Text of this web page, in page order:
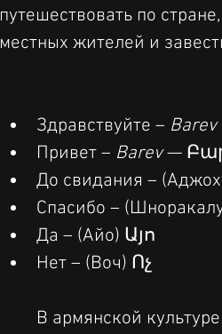
путешествовать по
местных жителей и
Здравствуйте – Barev
Привет – Barev —
До свидания –
Спасибо –
Да – (Айо) Այո
Нет – (Воч) Ոչ
В армянской